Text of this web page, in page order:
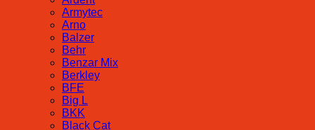
Armytec
Arno
Balzer
Behr
Benzar Mix
Berkley
BFE
Big L
BKK
Black Cat